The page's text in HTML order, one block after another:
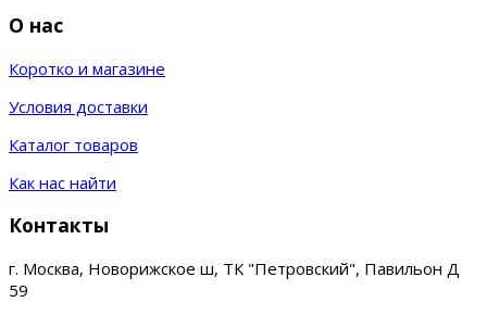
О нас
Коротко и магазине
Условия доставки
Каталог товаров
Как нас найти
Контакты
г. Москва, Новорижское ш, ТК "Петровский", Павильон Д
59